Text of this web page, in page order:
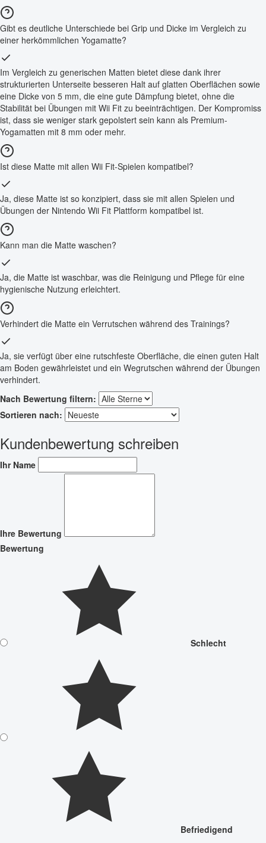
Gibt es deutliche Unterschiede bei Grip und Dicke im Vergleich zu
einer herkömmlichen Yogamatte?
Im Vergleich zu generischen Matten bietet diese dank ihrer
strukturierten Unterseite besseren Halt auf glatten Oberflächen sowie
eine Dicke von 5 mm, die eine gute Dämpfung bietet, ohne die
Stabilität bei Übungen mit Wii Fit zu beeinträchtigen. Der Kompromiss
ist, dass sie weniger stark gepolstert sein kann als Premium-
Yogamatten mit 8 mm oder mehr.
Ist diese Matte mit allen Wii Fit-Spielen kompatibel?
Ja, diese Matte ist so konzipiert, dass sie mit allen Spielen und
Übungen der Nintendo Wii Fit Plattform kompatibel ist.
Kann man die Matte waschen?
Ja, die Matte ist waschbar, was die Reinigung und Pflege für eine
hygienische Nutzung erleichtert.
Verhindert die Matte ein Verrutschen während des Trainings?
Ja, sie verfügt über eine rutschfeste Oberfläche, die einen guten Halt
am Boden gewährleistet und ein Wegrutschen während der Übungen
verhindert.
Nach Bewertung filtern:
Sortieren nach:
Kundenbewertung schreiben
Ihr Name
Ihre Bewertung
Bewertung
Schlecht
Befriedigend